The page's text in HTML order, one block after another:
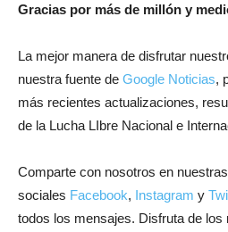
Gracias por más de millón y
La mejor manera de disfrutar
nuestra fuente de Google Noticias,
más recientes actualizaciones,
de la Lucha LIbre Nacional e
Comparte con nosotros en
sociales Facebook, Instagram y
todos los mensajes. Disfruta de los